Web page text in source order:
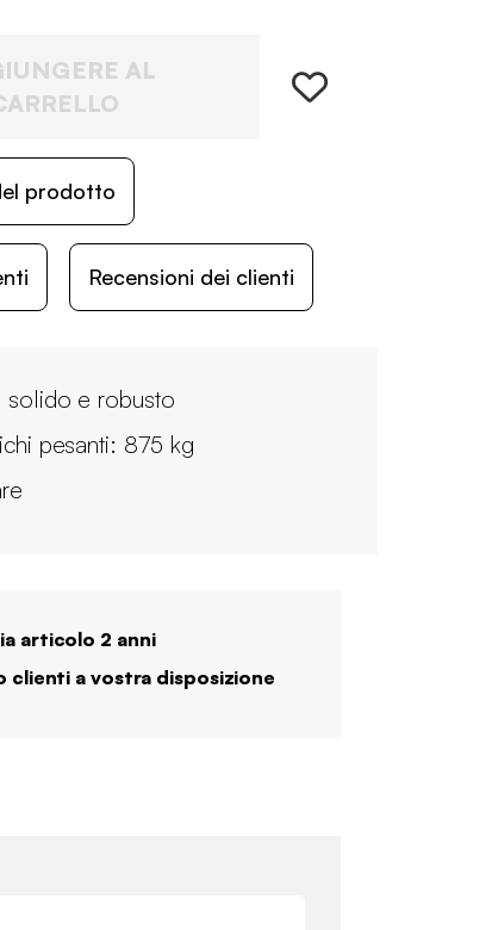
AL
prodotto
Recensioni dei clienti
solido e robusto
pesanti: 875 kg
articolo 2 anni
clienti a vostra disposizione